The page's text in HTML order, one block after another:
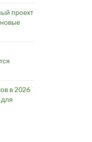
проект
в 2026